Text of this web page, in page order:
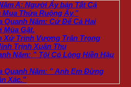
A: Người Ấy bán Tất Cả
Thửa Ruộng Ấy.”
Quanh Năm: Cứ Để Cả Hai
Mùa Gặt.
Xứ Trinh Vương Trân Trọng
Trịnh Xuân Thu
Năm: ” Tôi Có Lòng Hiền Hậu
Quanh Năm: ” Anh Em Đừng
Xác.”